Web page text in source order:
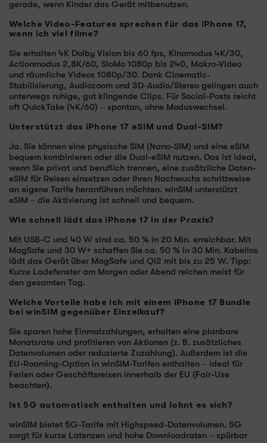
gerade, wenn Kinder das Gerät mitbenutzen.
Welche Video-Features sprechen für das iPhone 17,
wenn ich viel filme?
Sie erhalten 4K Dolby Vision bis 60 fps, Kinomodus 4K/30,
Actionmodus 2,8K/60, SloMo 1080p bis 240, Makro-Video
und räumliche Videos 1080p/30. Dank Cinematic-
Stabilisierung, Audiozoom und 3D-Audio/Stereo gelingen auch
unterwegs ruhige, gut klingende Clips. Für Social-Posts reicht
oft QuickTake (4K/60) – spontan, ohne Moduswechsel.
Unterstützt das iPhone 17 eSIM und Dual-SIM?
Ja. Sie können eine physische SIM (Nano-SIM) und eine eSIM
bequem kombinieren oder die Dual-eSIM nutzen. Das ist ideal,
wenn Sie privat und beruflich trennen, eine zusätzliche Daten-
eSIM für Reisen einsetzen oder Ihren Nachwuchs schrittweise
an eigene Tarife heranführen möchten. winSIM unterstützt
eSIM – die Aktivierung ist schnell und bequem.
Wie schnell lädt das iPhone 17 in der Praxis?
Mit USB-C und 40 W sind ca. 50 % in 20 Min. erreichbar. Mit
MagSafe und 30 W+ schaffen Sie ca. 50 % in 30 Min. Kabellos
lädt das Gerät über MagSafe und Qi2 mit bis zu 25 W. Tipp:
Kurze Ladefenster am Morgen oder Abend reichen meist für
den gesamten Tag.
Welche Vorteile habe ich mit einem iPhone 17 Bundle
bei winSIM gegenüber Einzelkauf?
Sie sparen hohe Einmalzahlungen, erhalten eine planbare
Monatsrate und profitieren von Aktionen (z. B. zusätzliches
Datenvolumen oder reduzierte Zuzahlung). Außerdem ist die
EU-Roaming-Option in winSIM-Tarifen enthalten – ideal für
Ferien oder Geschäftsreisen innerhalb der EU (Fair-Use
beachten).
Ist 5G automatisch enthalten und lohnt es sich?
winSIM bietet 5G-Tarife mit Highspeed-Datenvolumen. 5G
sorgt für kurze Latenzen und hohe Downloadraten – spürbar